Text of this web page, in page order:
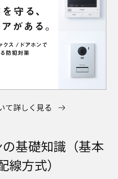
て詳しく見る
基礎知識（基本
線方式）